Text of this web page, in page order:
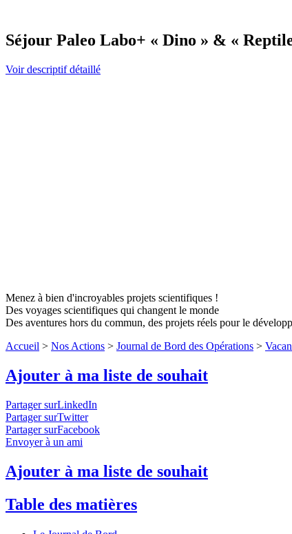
Séjour Paleo Labo+ « Dino » & «
Voir descriptif détaillé
Menez à bien d'incroyables projets scientifiques !
Des voyages scientifiques qui changent le monde
Des aventures hors du commun, des projets réels pour le
Accueil > Nos Actions > Journal de Bord des Opérations >
Ajouter à ma liste de souhait
Partager surLinkedIn
Partager surTwitter
Partager surFacebook
Envoyer à un ami
Ajouter à ma liste de souhait
Table des matières